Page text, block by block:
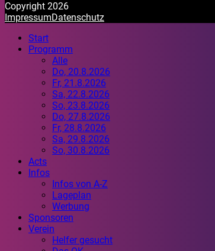
Copyright 2026
ImpressumDatenschutz
Start
Programm
Alle
Do, 20.8.2026
Fr, 21.8.2026
Sa, 22.8.2026
So, 23.8.2026
Do, 27.8.2026
Fr, 28.8.2026
Sa, 29.8.2026
So, 30.8.2026
Acts
Infos
Infos von A-Z
Lageplan
Werbung
Sponsoren
Verein
Helfer gesucht